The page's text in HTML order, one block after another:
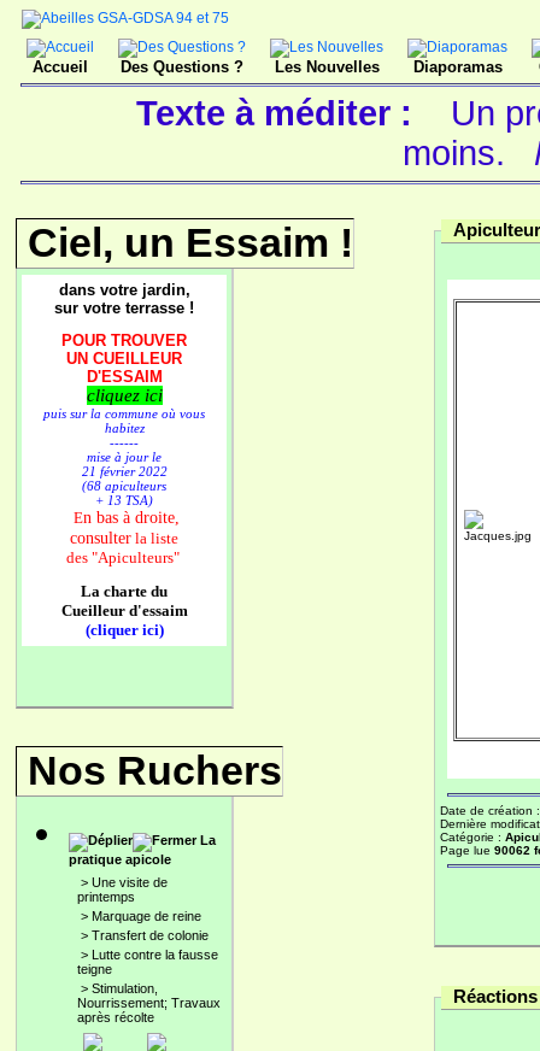
Accueil Des Questions ? Les Nouvelles Diaporamas
Texte à méditer :
Un
moins.
Ciel, un Essaim !
dans votre jardin,
sur votre terrasse !
POUR TROUVER
UN CUEILLEUR
D'ESSAIM
cliquez ici
puis sur la commune où vous
habitez
------
mise à jour le
21 février 2022
(68 apiculteurs
+ 13 TSA)
En bas à droite,
consulter la liste
des "Apiculteurs"
La charte du
Cueilleur d'essaim
(cliquer ici)
Nos Ruchers
La
pratique apicole
> Une visite de
printemps
> Marquage de reine
> Transfert de colonie
> Lutte contre la fausse
teigne
> Stimulation,
Nourrissement; Travaux
après récolte
Date de création
Dernière
Catégorie :
Page lue 90062